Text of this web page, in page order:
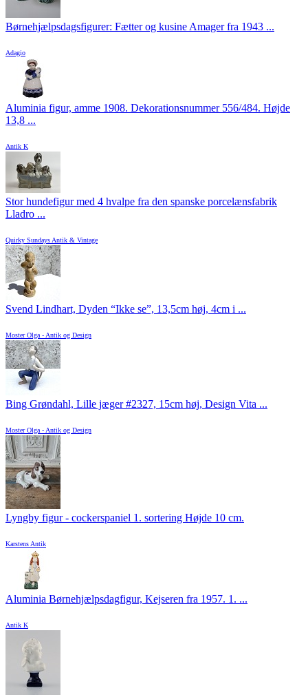
Børnehjælpsdagsfigurer: Fætter og kusine Amager fra 1943 ...
Adagio
Aluminia figur, amme 1908. Dekorationsnummer 556/484. Højde
13,8 ...
Antik K
Stor hundefigur med 4 hvalpe fra den spanske porcelænsfabrik
Lladro ...
Quirky Sundays Antik & Vintage
Svend Lindhart, Dyden “Ikke se”, 13,5cm høj, 4cm i ...
Moster Olga - Antik og Design
Bing Grøndahl, Lille jæger #2327, 15cm høj, Design Vita ...
Moster Olga - Antik og Design
Lyngby figur - cockerspaniel 1. sortering Højde 10 cm.
Karstens Antik
Aluminia Børnehjælpsdagfigur, Kejseren fra 1957. 1. ...
Antik K